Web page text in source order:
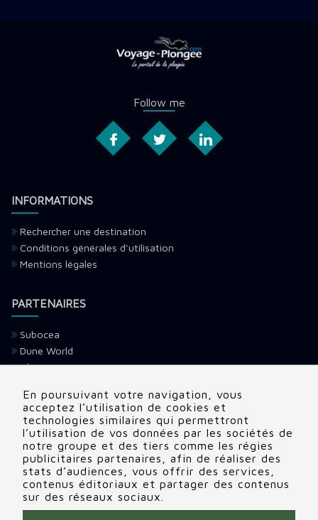
Follow me
INFORMATIONS
Rechercher une destination
Conditions générales d'utilisation
Mentions légales
PARTENAIRES
Subocea
Dune World
Ultramarina
Devenir partenaire
CONTACTS
Adresse:22 rue Edouard, Clamart (92140), France
Tél:+336 69 72 88 86
Contactez nous
En poursuivant votre navigation, vous
acceptez l’utilisation de cookies et
technologies similaires qui permettront
l’utilisation de vos données par les sociétés de
notre groupe et des tiers comme les régies
publicitaires partenaires, afin de réaliser des
stats d’audiences, vous offrir des services,
contenus éditoriaux et partager des contenus
sur des réseaux sociaux.